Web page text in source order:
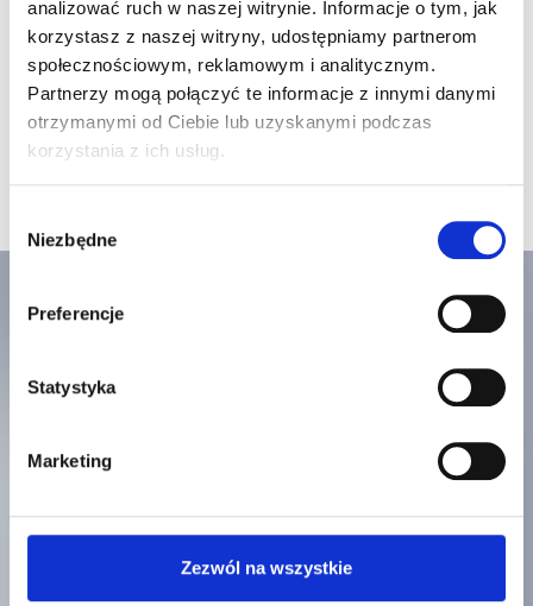
analizować ruch w naszej witrynie. Informacje o tym, jak
korzystasz z naszej witryny, udostępniamy partnerom
społecznościowym, reklamowym i analitycznym.
Partnerzy mogą połączyć te informacje z innymi danymi
otrzymanymi od Ciebie lub uzyskanymi podczas
korzystania z ich usług.
zgody
Niezbędne
Preferencje
Statystyka
Marketing
Zezwól na wszystkie
Mistrzowska jakość
potwierdzona
certyfikatem KEYMARK